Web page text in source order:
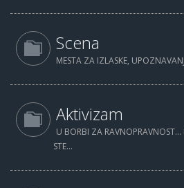
Scena
MESTA ZA IZLASKE,
Aktivizam
U BORBI ZA
STE...